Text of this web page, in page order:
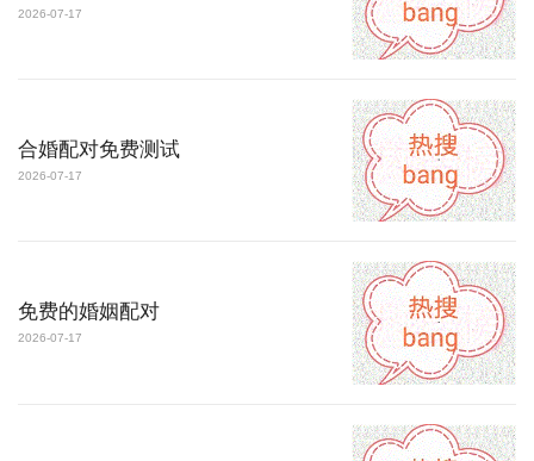
2026-07-17
合婚配对免费测试
2026-07-17
免费的婚姻配对
2026-07-17